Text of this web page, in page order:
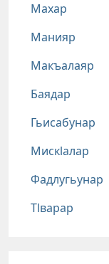
Махар
Манияр
Макъалаяр
Баядар
Гьисабунар
Мискlалар
Фадлугьунар
Тlварар